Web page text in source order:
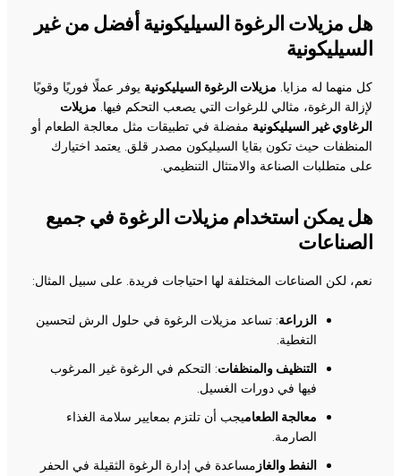
هل مزيلات الرغوة السيليكونية أفضل من غير
السيليكونية
كل منهما له مزايا. مزيلات الرغوة السيليكونية يوفر عملًا فوريًا وقويًا
لإزالة الرغوة، مثالي للرغوات التي يصعب التحكم فيها. مزيلات
الرغاوي غير السيليكونية مفضلة في تطبيقات مثل معالجة الطعام أو
المنظفات حيث تكون بقايا السيليكون مصدر قلق. يعتمد اختيارك
على متطلبات الصناعة والامتثال التنظيمي.
هل يمكن استخدام مزيلات الرغوة في جميع
الصناعات
نعم، لكن الصناعات المختلفة لها احتياجات فريدة. على سبيل المثال:
الزراعة: تساعد مزيلات الرغوة في حلول الرش لتحسين
التغطية.
التنظيف والمنظفات: التحكم في الرغوة غير المرغوب
فيها في دورات الغسيل.
معالجة الطعاميجب أن تلتزم بمعايير سلامة الغذاء
الصارمة.
النفط والغاز مساعدة في إدارة الرغوة الثقيلة في الحفر